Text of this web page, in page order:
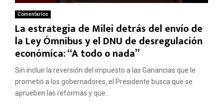
Comentarios
La estrategia de Milei detrás del envío de
la Ley Ómnibus y el DNU de desregulación
económica: “A todo o nada”
Sin incluir la reversión del impuesto a las Ganancias que le
prometió a los gobernadores, el Presidente busca que se
aprueben las reformas y que...